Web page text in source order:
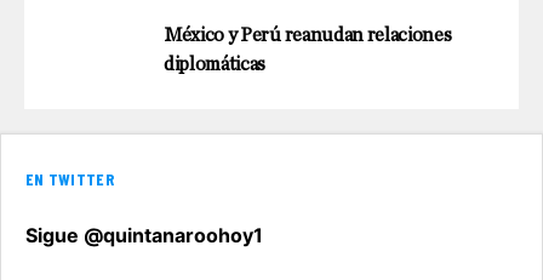
México y Perú reanudan relaciones
diplomáticas
EN TWITTER
Sigue @quintanaroohoy1